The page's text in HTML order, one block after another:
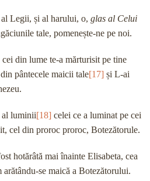
Legii, și al harului, o, glas al Celui
tale, pomenește-ne pe noi.
cei din lume te-a mărturisit pe tine
pântecele maicii tale[17] și L-ai
al luminii[18] celei ce a luminat pe cei
cel din proroc proroc, Botezătorule.
hotărâtă mai înainte Elisabeta, cea
se maică a Botezătorului.